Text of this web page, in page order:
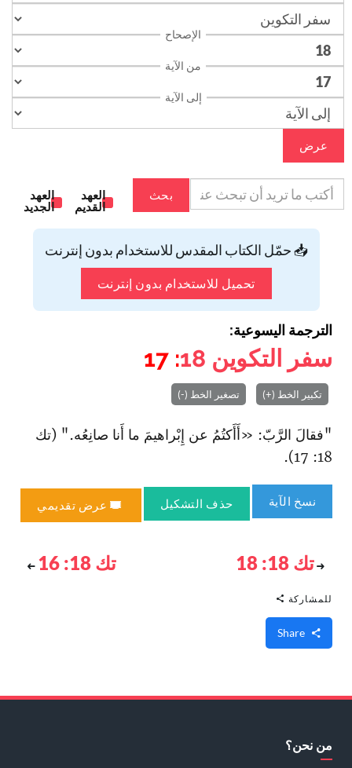
الإصحاح
من الآية
إلى الآية
عرض
بحث
العهد
القديم
العهد
الجديد
📥 حمّل الكتاب المقدس للاستخدام بدون إنترنت
تحميل للاستخدام بدون إنترنت
الترجمة اليسوعية:
سفر التكوين 18
: 17
تكبير الخط (+) تصغير الخط (-)
"فقالَ الرَّبّ: «أَأَكتُمُ عن إِبْراهيمَ ما أَنا صانِعُه." (تك
18: 17).
نسخ الآية حذف التشكيل عرض تقديمي
تك 18: 18 تك 18: 16
للمشاركة
من نحن؟